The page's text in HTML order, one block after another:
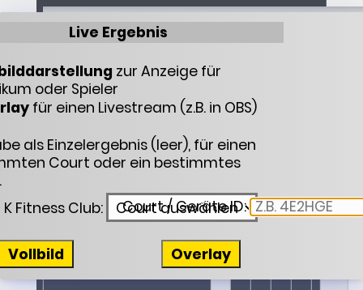
Live Ergebnis
zur Anzeige für
oder Spieler
für einen Livestream (z.B. in OBS)
als Einzelergebnis (leer), für einen
Court oder ein bestimmtes
Fitness Club:
Court / Geräte ID:
Vollbild Overlay
Landesliga Nord-Baden
Philipp Kreutzheide 3 11